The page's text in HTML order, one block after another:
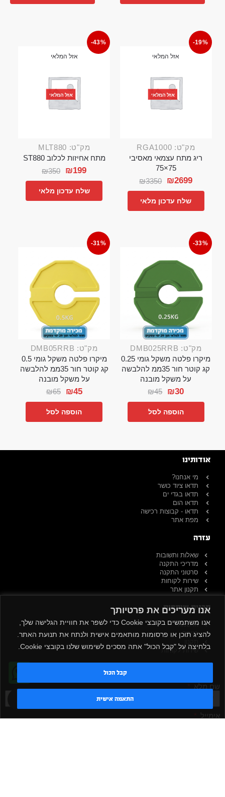
אנו מעריכים את פרטיותך
אנו משתמשים בקובצי Cookie כדי לשפר את חוויית הגלישה שלך,
להציג תוכן או פרסומות מותאמים אישית ולנתח את תנועת האתר.
בלחיצה על "קבל הכול" אתה מסכים לשימוש שלנו בקובצי Cookie.
התאמה אישית
קבל הכול
-19%
אזל המלאי
אזל המלאי
מק"ט: RGA1000
ריג מתח עצמאי מאסיבי
75×75
₪3350 ₪2699
שלח עדכון מלאי
-43%
אזל המלאי
אזל המלאי
מק"ט: MLT880
מתח אחיזות לכלוב ST880
₪350 ₪199
שלח עדכון מלאי
-33%
מק"ט: DMB025RRB
מיקרו פלטה משקל גומי 0.25
קג קוטר חור 35ממ להלבשה
על משקל מובנה
₪45 ₪30
הוספה לסל
-31%
מק"ט: DMB05RRB
מיקרו פלטה משקל גומי 0.5
קג קוטר חור 35ממ להלבשה
על משקל מובנה
₪65 ₪45
הוספה לסל
אודותינו
מי אנחנו?
תדאו ציוד כושר
תדאו בגדי ים
תדאו הום
תדאו - קבוצות רכישה
מפת אתר
עזרה
שאלות ותשובות
מדריכי התקנה
סרטוני התקנה
שירות לקוחות
תקנון אתר
תכנית שותפים
הרשמה
כניסה
שירות לקוחות
שם מלא
אימייל